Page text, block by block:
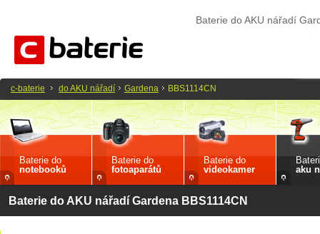
Baterie do AKU nářadí
Baterie do
notebooků
Baterie do
fotoaparátů
Baterie do
videokamer
aku
Baterie do AKU nářadí Gardena BBS1114CN
c-baterie do AKU nářadí Gardena BBS1114CN